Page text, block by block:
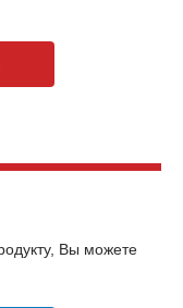
Вы можете